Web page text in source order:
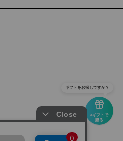
eギフトで
贈る
ギフトをお探しですか？